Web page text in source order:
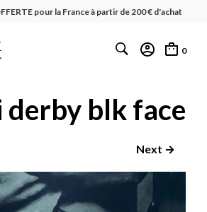
pour la France à partir de 200 € d'achat
0
blk face
Next →